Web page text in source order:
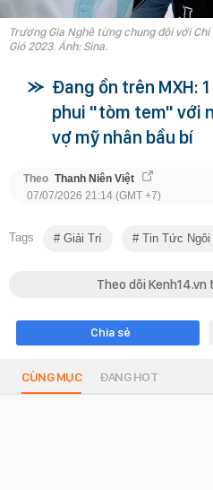
Trương Gia Nghê từng chung đội với
Gió 2023. Ảnh: Sina.
Đang ồn trên MXH:
phui "tòm tem" với
vợ mỹ nhân bầu bí
Theo Thanh Niên Việt
07/07/2026 21:14 (GMT +7)
Tags Giải Trí Tin Tức Ngôi
Theo dõi Kenh14.vn
Chia sẻ
CÙNG MỤC ĐANG HOT